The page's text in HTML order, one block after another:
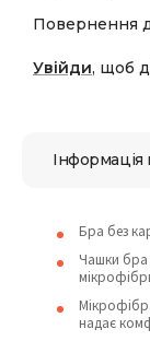
Повернення
Увійди, щоб
Інформація
Бра без
Чашки бра
надає